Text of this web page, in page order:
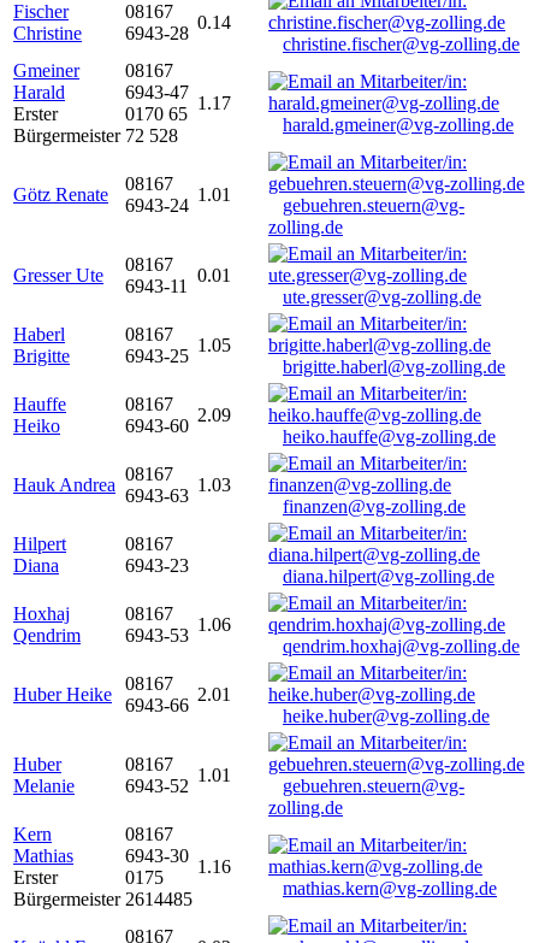
Fischer
Christine
08167
6943-28
0.14
christine.fischer@vg-zolling.de
Gmeiner
Harald
Erster
Bürgermeister
08167
6943-47
0170 65
72 528
1.17
harald.gmeiner@vg-zolling.de
Götz Renate
08167
6943-24
1.01
gebuehren.steuern@vg-
zolling.de
Gresser Ute
08167
6943-11
0.01
ute.gresser@vg-zolling.de
Haberl
Brigitte
08167
6943-25
1.05
brigitte.haberl@vg-zolling.de
Hauffe
Heiko
08167
6943-60
2.09
heiko.hauffe@vg-zolling.de
Hauk Andrea
08167
6943-63
1.03
finanzen@vg-zolling.de
Hilpert
Diana
08167
6943-23
diana.hilpert@vg-zolling.de
Hoxhaj
Qendrim
08167
6943-53
1.06
qendrim.hoxhaj@vg-zolling.de
Huber Heike
08167
6943-66
2.01
heike.huber@vg-zolling.de
Huber
Melanie
08167
6943-52
1.01
gebuehren.steuern@vg-
zolling.de
Kern
Mathias
Erster
Bürgermeister
08167
6943-30
0175
2614485
1.16
mathias.kern@vg-zolling.de
08167